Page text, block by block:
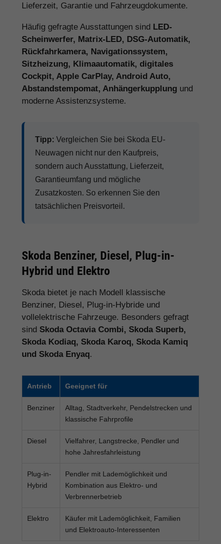
Lieferzeit, Garantie und Fahrzeugdokumente.
Häufig gefragte Ausstattungen sind LED-
Scheinwerfer, Matrix-LED, DSG-Automatik,
Rückfahrkamera, Navigationssystem,
Sitzheizung, Klimaautomatik, digitales
Cockpit, Apple CarPlay, Android Auto,
Abstandstempomat, Anhängerkupplung und
moderne Assistenzsysteme.
Tipp: Vergleichen Sie bei Skoda EU-
Neuwagen nicht nur den Kaufpreis,
sondern auch Ausstattung, Lieferzeit,
Garantieumfang und mögliche
Zusatzkosten. So erkennen Sie den
tatsächlichen Preisvorteil.
Skoda Benziner, Diesel, Plug-in-
Hybrid und Elektro
Skoda bietet je nach Modell klassische
Benziner, Diesel, Plug-in-Hybride und
vollelektrische Fahrzeuge. Besonders gefragt
sind Skoda Octavia Combi, Skoda Superb,
Skoda Kodiaq, Skoda Karoq, Skoda Kamiq
und Skoda Enyaq.
Antrieb Geeignet für
Benziner
Alltag, Stadtverkehr, Pendelstrecken und
klassische Fahrprofile
Diesel
Vielfahrer, Langstrecke, Pendler und
hohe Jahresfahrleistung
Plug-in-
Hybrid
Pendler mit Lademöglichkeit und
Kombination aus Elektro- und
Verbrennerbetrieb
Elektro
Käufer mit Lademöglichkeit, Familien
und Elektroauto-Interessenten